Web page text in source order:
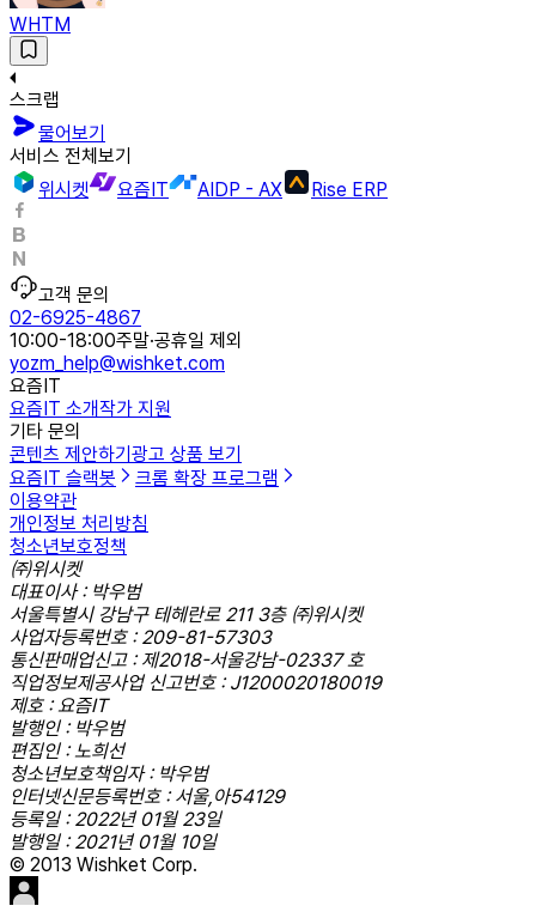
WHTM
스크랩
물어보기
서비스 전체보기
위시켓
요즘IT AIDP - AX Rise ERP
고객 문의
02-6925-4867
10:00-18:00주말·공휴일 제외
yozm_help@wishket.com
요즘IT
요즘IT 소개작가 지원
기타 문의
콘텐츠 제안하기 광고 상품 보기
요즘IT 슬랙봇
크롬 확장 프로그램
이용약관
개인정보 처리방침
청소년보호정책
㈜위시켓
대표이사 : 박우범
서울특별시 강남구 테헤란로 211 3층 ㈜위시켓
사업자등록번호 : 209-81-57303
통신판매업신고 : 제2018-서울강남-02337 호
직업정보제공사업 신고번호 : J1200020180019
제호 : 요즘IT
발행인 : 박우범
편집인 : 노희선
청소년보호책임자 : 박우범
인터넷신문등록번호 : 서울,아54129
등록일 : 2022년 01월 23일
발행일 : 2021년 01월 10일
© 2013 Wishket Corp.